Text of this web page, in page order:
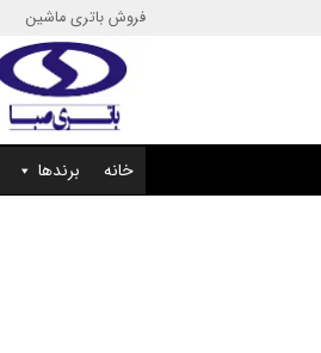
فروش باتری ماشین
خانه برندها